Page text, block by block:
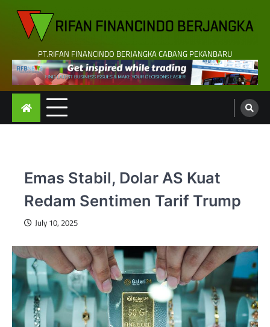
content
PT.RIFAN FINANCINDO BERJANGKA CABANG PEKANBARU
Emas Stabil, Dolar AS Kuat
Redam Sentimen Tarif Trump
July 10, 2025